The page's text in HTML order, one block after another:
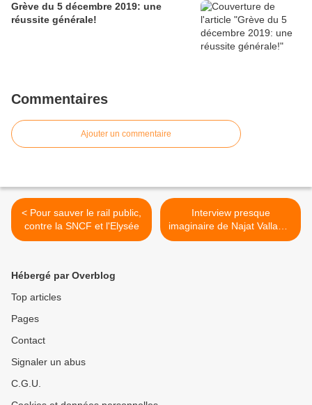
Grève du 5 décembre 2019: une
réussite générale!
Commentaires
Ajouter un commentaire
< Pour sauver le rail public,
contre la SNCF et l'Elysée
Interview presque
imaginaire de Najat Vallaud-
Belkacem >
Hébergé par Overblog
Top articles
Pages
Contact
Signaler un abus
C.G.U.